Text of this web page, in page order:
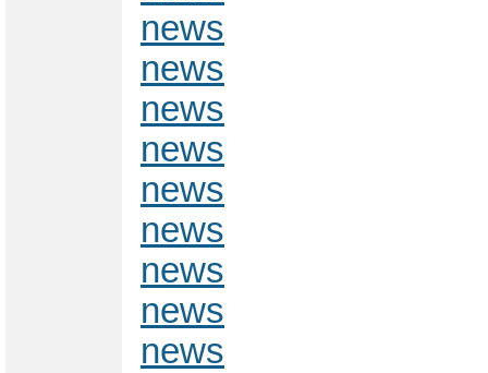
news
news
news
news
news
news
news
news
news